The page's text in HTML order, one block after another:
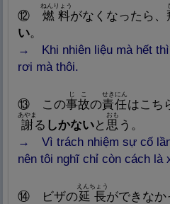
người con trai)
⑫ 燃 料
ねんりょう
がなくなったら、
い。
→ Khi nhiên liệu mà hết
rơi mà thôi.
⑬ この事
Nghĩa: Việc, công việc, chức vụ
故
Nghĩa: Nguyên nhân, chết, cũ,
trở ngại
じこ
の責任
せきにん
はこち
謝
あやま
る しかないと 思
おも
う。
→ Vì trách nhiệm sự cố
nên tôi nghĩ chỉ còn cách là
⑭ ビザの延 長
TRƯỜNG, TRƯỞNG,
えんちょう
ができなか